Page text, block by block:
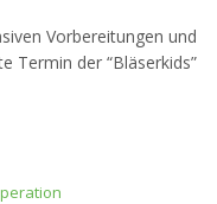
Vorbereitungen und
Termin der “Bläserkids”